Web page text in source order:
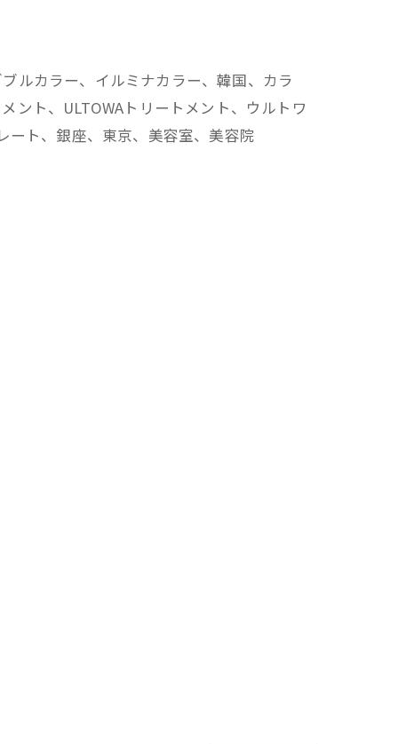
ルカラー、イルミナカラー、韓国、カラ
ント、ULTOWAトリートメント、ウルトワ
ート、銀座、東京、美容室、美容院